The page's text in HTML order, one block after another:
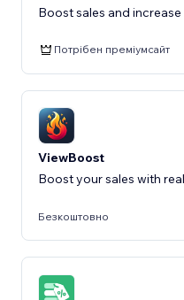
Boost sales and
Потрібен преміумсайт
ViewBoost
Boost your sales with
Безкоштовно